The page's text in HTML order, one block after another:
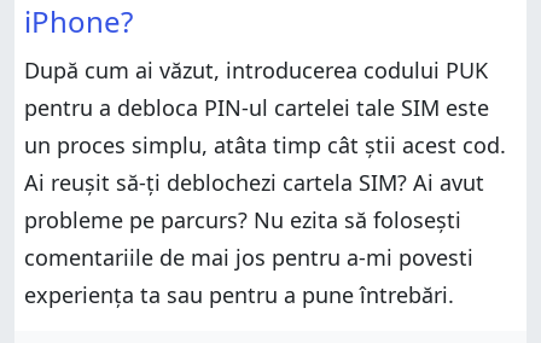
iPhone?
După cum ai văzut, introducerea codului PUK
pentru a debloca PIN-ul cartelei tale SIM este
un proces simplu, atâta timp cât știi acest cod.
Ai reușit să-ți deblochezi cartela SIM? Ai avut
probleme pe parcurs? Nu ezita să folosești
comentariile de mai jos pentru a-mi povesti
experiența ta sau pentru a pune întrebări.